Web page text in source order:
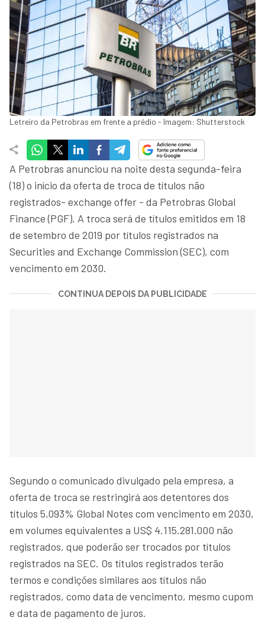
Letreiro da Petrobras em frente a prédio - Imagem: Shutterstock
A Petrobras anunciou na noite desta segunda-feira
(18) o início da oferta de troca de títulos não
registrados- exchange offer - da Petrobras Global
Finance (PGF). A troca será de títulos emitidos em 18
de setembro de 2019 por títulos registrados na
Securities and Exchange Commission (SEC), com
vencimento em 2030.
CONTINUA DEPOIS DA PUBLICIDADE
Segundo o comunicado divulgado pela empresa, a
oferta de troca se restringirá aos detentores dos
títulos 5,093% Global Notes com vencimento em 2030,
em volumes equivalentes a US$ 4.115.281.000 não
registrados, que poderão ser trocados por títulos
registrados na SEC. Os títulos registrados terão
termos e condições similares aos títulos não
registrados, como data de vencimento, mesmo cupom
e data de pagamento de juros.